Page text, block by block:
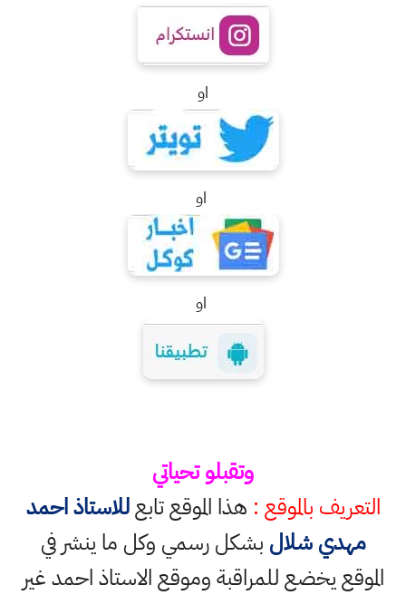
او
او
او
وتقبلو تحياتي
التعريف بالموقع : هذا الموقع تابعللاستاذ احمد
مهدي شلال بشكل رسمي وكل ما ينشر في
الموقع يخضع للمراقبة وموقع الاستاذ احمد غير